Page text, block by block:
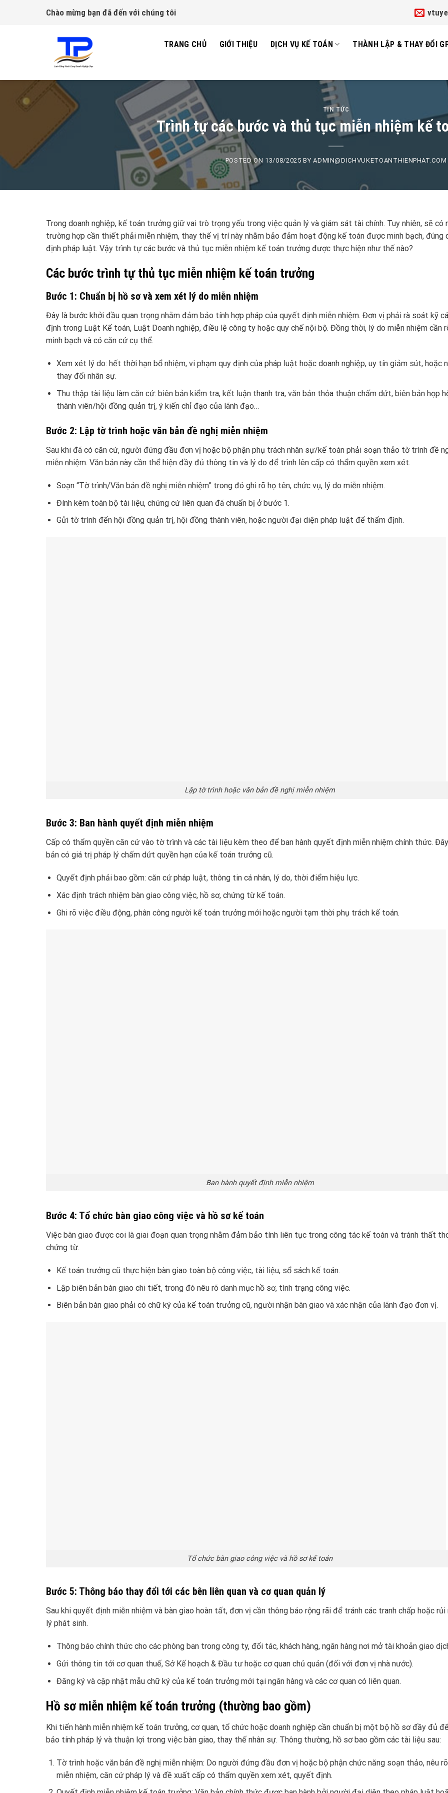
Chào mừng bạn đã đến với chúng tôi
TRANG CHỦ GIỚI THIỆU DỊCH VỤ KẾ TOÁN THÀNH LẬP & THAY ĐỔI
TIN TỨC
Trình tự các bước và thủ tục miễn nhiệm kế
POSTED ON 13/08/2025 BYADMIN@DICHVUKETOANTHIENPHAT.COM
Trong doanh nghiệp, kế toán trưởng giữ vai trò trọng yếu trong việc quản lý và giám sát tài chính. Tuy nhiên, sẽ có
trường hợp cần thiết phải miễn nhiệm, thay thế vị trí này nhằm bảo đảm hoạt động kế toán được minh bạch, đúng
định pháp luật. Vậy trình tự các bước và thủ tục miễn nhiệm kế toán trưởng được thực hiện như thế nào?
Các bước trình tự thủ tục miễn nhiệm kế toán trưởng
Bước 1: Chuẩn bị hồ sơ và xem xét lý do miễn nhiệm
Đây là bước khởi đầu quan trọng nhằm đảm bảo tính hợp pháp của quyết định miễn nhiệm. Đơn vị phải rà soát kỹ
định trong Luật Kế toán, Luật Doanh nghiệp, điều lệ công ty hoặc quy chế nội bộ. Đồng thời, lý do miễn nhiệm cần
minh bạch và có căn cứ cụ thể.
Xem xét lý do: hết thời hạn bổ nhiệm, vi phạm quy định của pháp luật hoặc doanh nghiệp, uy tín giảm sút, hoặc
thay đổi nhân sự.
Thu thập tài liệu làm căn cứ: biên bản kiểm tra, kết luận thanh tra, văn bản thỏa thuận chấm dứt, biên bản họp
thành viên/hội đồng quản trị, ý kiến chỉ đạo của lãnh đạo…
Bước 2: Lập tờ trình hoặc văn bản đề nghị miễn nhiệm
Sau khi đã có căn cứ, người đứng đầu đơn vị hoặc bộ phận phụ trách nhân sự/kế toán phải soạn thảo tờ trình đề
miễn nhiệm. Văn bản này cần thể hiện đầy đủ thông tin và lý do để trình lên cấp có thẩm quyền xem xét.
Soạn “Tờ trình/Văn bản đề nghị miễn nhiệm” trong đó ghi rõ họ tên, chức vụ, lý do miễn nhiệm.
Đính kèm toàn bộ tài liệu, chứng cứ liên quan đã chuẩn bị ở bước 1.
Gửi tờ trình đến hội đồng quản trị, hội đồng thành viên, hoặc người đại diện pháp luật để thẩm định.
Lập tờ trình hoặc văn bản đề nghị miễn nhiệm
Bước 3: Ban hành quyết định miễn nhiệm
Cấp có thẩm quyền căn cứ vào tờ trình và các tài liệu kèm theo để ban hành quyết định miễn nhiệm chính thức.
bản có giá trị pháp lý chấm dứt quyền hạn của kế toán trưởng cũ.
Quyết định phải bao gồm: căn cứ pháp luật, thông tin cá nhân, lý do, thời điểm hiệu lực.
Xác định trách nhiệm bàn giao công việc, hồ sơ, chứng từ kế toán.
Ghi rõ việc điều động, phân công người kế toán trưởng mới hoặc người tạm thời phụ trách kế toán.
Ban hành quyết định miễn nhiệm
Bước 4: Tổ chức bàn giao công việc và hồ sơ kế toán
Việc bàn giao được coi là giai đoạn quan trọng nhằm đảm bảo tính liên tục trong công tác kế toán và tránh thất
chứng từ.
Kế toán trưởng cũ thực hiện bàn giao toàn bộ công việc, tài liệu, sổ sách kế toán.
Lập biên bản bàn giao chi tiết, trong đó nêu rõ danh mục hồ sơ, tình trạng công việc.
Biên bản bàn giao phải có chữ ký của kế toán trưởng cũ, người nhận bàn giao và xác nhận của lãnh đạo đơn vị.
Tổ chức bàn giao công việc và hồ sơ kế toán
Bước 5: Thông báo thay đổi tới các bên liên quan và cơ quan quản lý
Sau khi quyết định miễn nhiệm và bàn giao hoàn tất, đơn vị cần thông báo rộng rãi để tránh các tranh chấp hoặc rủi
lý phát sinh.
Thông báo chính thức cho các phòng ban trong công ty, đối tác, khách hàng, ngân hàng nơi mở tài khoản giao
Gửi thông tin tới cơ quan thuế, Sở Kế hoạch & Đầu tư hoặc cơ quan chủ quản (đối với đơn vị nhà nước).
Đăng ký và cập nhật mẫu chữ ký của kế toán trưởng mới tại ngân hàng và các cơ quan có liên quan.
Hồ sơ miễn nhiệm kế toán trưởng (thường bao gồm)
Khi tiến hành miễn nhiệm kế toán trưởng, cơ quan, tổ chức hoặc doanh nghiệp cần chuẩn bị một bộ hồ sơ đầy đủ
bảo tính pháp lý và thuận lợi trong việc bàn giao, thay thế nhân sự. Thông thường, hồ sơ bao gồm các tài liệu sau:
Tờ trình hoặc văn bản đề nghị miễn nhiệm: Do người đứng đầu đơn vị hoặc bộ phận chức năng soạn thảo, nêu
miễn nhiệm, căn cứ pháp lý và đề xuất cấp có thẩm quyền xem xét, quyết định.